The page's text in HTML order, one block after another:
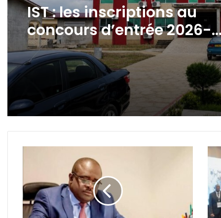
IST : les inscriptions au
concours d’entrée 2026-
2027 ouvertes jusqu’au 31
août
Minlama
met
en
garde
la
HAC
et
Meta